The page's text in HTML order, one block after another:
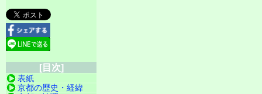
[目次]
表紙
京都の歴史・経緯